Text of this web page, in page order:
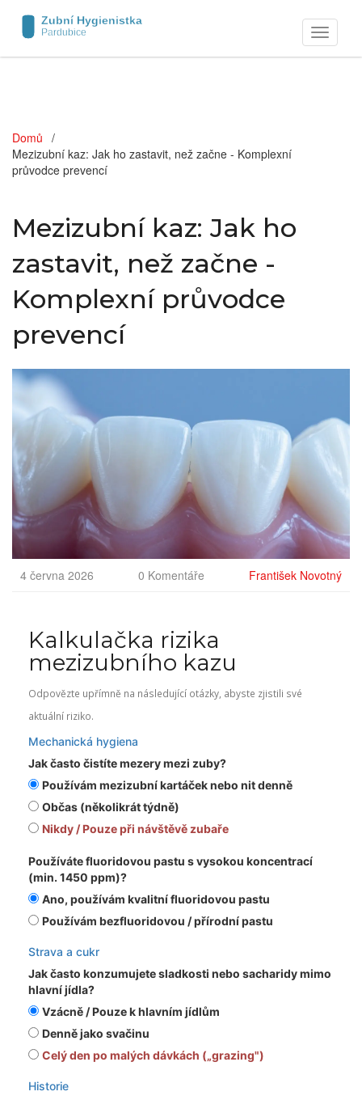
Zobrazit
navigaci
Domů
Mezizubní kaz: Jak ho zastavit, než začne - Komplexní
průvodce prevencí
Mezizubní kaz: Jak ho
zastavit, než začne -
Komplexní průvodce
prevencí
4 června 2026 0 Komentáře František Novotný
Kalkulačka rizika
mezizubního kazu
Odpovězte upřímně na následující otázky, abyste zjistili své
aktuální riziko.
Mechanická hygiena
Jak často čistíte mezery mezi zuby?
Používám mezizubní kartáček nebo nit denně
Občas (několikrát týdně)
Nikdy / Pouze při návštěvě zubaře
Používáte fluoridovou pastu s vysokou koncentrací
(min. 1450 ppm)?
Ano, používám kvalitní fluoridovou pastu
Používám bezfluoridovou / přírodní pastu
Strava a cukr
Jak často konzumujete sladkosti nebo sacharidy mimo
hlavní jídla?
Vzácně / Pouze k hlavním jídlům
Denně jako svačinu
Celý den po malých dávkách („grazing")
Historie